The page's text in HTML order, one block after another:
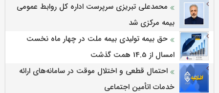
محمدعلی تبریزی سرپرست اداره كل روابط عمومی
بیمه مركزی شد
حق بیمه تولیدی بیمه ملت در چهار ماه نخست
امسال از 14.5 همت گذشت
احتمال قطعی و اختلال موقت در سامانه‌های ارائه
خدمات اتأمین اجتماعی